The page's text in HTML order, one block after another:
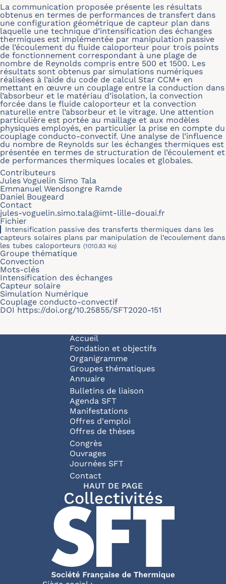
La communication proposée présente les résultats
obtenus en termes de performances de transfert dans
une configuration géométrique de capteur plan dans
laquelle une technique d’intensification des échanges
thermiques est implémentée par manipulation passive
de l’écoulement du fluide caloporteur pour trois points
de fonctionnement correspondant à une plage de
nombre de Reynolds compris entre 500 et 1500. Les
résultats sont obtenus par simulations numériques
réalisées à l’aide du code de calcul Star CCM+ en
mettant en œuvre un couplage entre la conduction dans
l’absorbeur et le matériau d’isolation, la convection
forcée dans le fluide caloporteur et la convection
naturelle entre l’absorbeur et le vitrage. Une attention
particulière est portée au maillage et aux modèles
physiques employés, en particulier la prise en compte du
couplage conducto-convectif. Une analyse de l’influence
du nombre de Reynolds sur les échanges thermiques est
présentée en termes de structuration de l’écoulement et
de performances thermiques locales et globales.
Contributeurs
Jules Voguelin Simo Tala
Emmanuel Wendsongre Ramde
Daniel Bougeard
Contact
jules-voguelin.simo.tala@imt-lille-douai.fr
Fichier
Intensification passive des transferts thermiques dans les
capteurs solaires plans par manipulation de l’ecoulement dans
les tubes caloporteurs (1010.83 Ko)
Groupe thématique
Convection
Mots-clés
Intensification des échanges
Capteur solaire
Simulation Numérique
Couplage conducto-convectif
DOIhttps://doi.org/10.25855/SFT2020-151
Navigation principale
Accueil
Fondation et objectifs
Organigramme
Groupes thématiques
Annuaire
Bulletins de liaison
Agenda SFT
Manifestations
Offres d'emploi
Offres de thèses
Congrès
Ouvrages
Journées SFT
Pied de page
Contact
HAUT DE PAGE
Collectivités